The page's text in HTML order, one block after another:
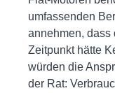
umfassenden
annehmen, dass
Zeitpunkt hätte
würden die
der Rat: